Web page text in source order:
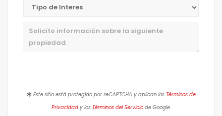
Mensaje
Este sitio está protegido por reCAPTCHA y aplican los Términos de
Privacidady los Términos del Serviciode Google.